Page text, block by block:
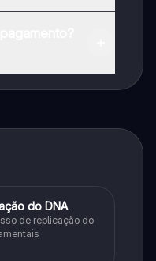
do DNA
de replicação do